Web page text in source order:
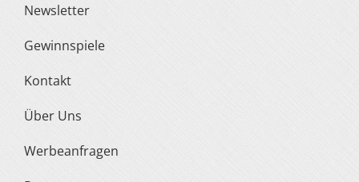
Newsletter
Gewinnspiele
Kontakt
Über Uns
Werbeanfragen